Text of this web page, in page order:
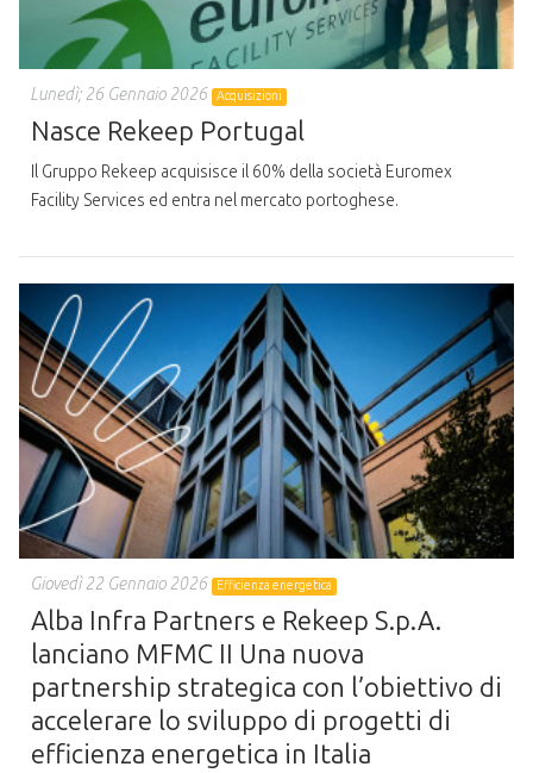
Lunedì; 26 Gennaio 2026 Acquisizioni
Nasce Rekeep Portugal
Il Gruppo Rekeep acquisisce il 60% della società Euromex
Facility Services ed entra nel mercato portoghese.
Giovedì 22 Gennaio 2026 Efficienza energetica
Alba Infra Partners e Rekeep S.p.A.
lanciano MFMC II Una nuova
partnership strategica con l’obiettivo di
accelerare lo sviluppo di progetti di
efficienza energetica in Italia